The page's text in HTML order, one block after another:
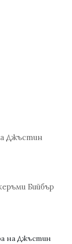
Джъстин
Бийбър
на Джъстин